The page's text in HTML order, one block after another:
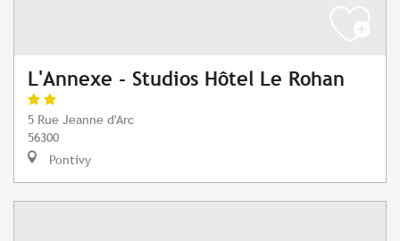
L'Annexe - Studios Hôtel Le Rohan
5 Rue Jeanne d'Arc
56300
Pontivy